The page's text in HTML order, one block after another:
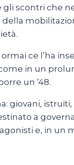
scontri che
ce l’ha
in un
un ’48.
giovani,
a
e, in un